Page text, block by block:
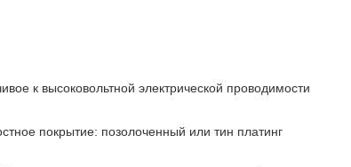
к высоковольтной электрической проводимости
покрытие: позолоченный или тин платинг